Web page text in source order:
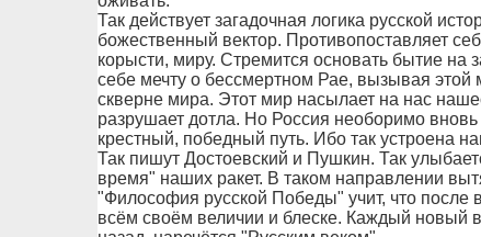
Так действует загадочная логика русской
божественный вектор. Противопоставляет
корысти, миру. Стремится основать бытие
себе мечту о бессмертном Рае, вызывая этой
скверне мира. Этот мир насылает на нас
разрушает дотла. Но Россия необоримо
крестный, победный путь. Ибо так устроена
Так пишут Достоевский и Пушкин. Так
время" наших ракет. В таком направлении
"Философия русской Победы" учит, что после
всём своём величии и блеске. Каждый новый